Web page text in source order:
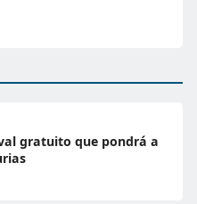
gratuito que pondrá a